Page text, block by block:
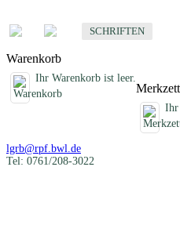
SCHRIFTEN
Warenkorb
Ihr Warenkorb ist leer.
Ihr
lgrb@rpf.bwl.de
Tel: 0761/208-3022